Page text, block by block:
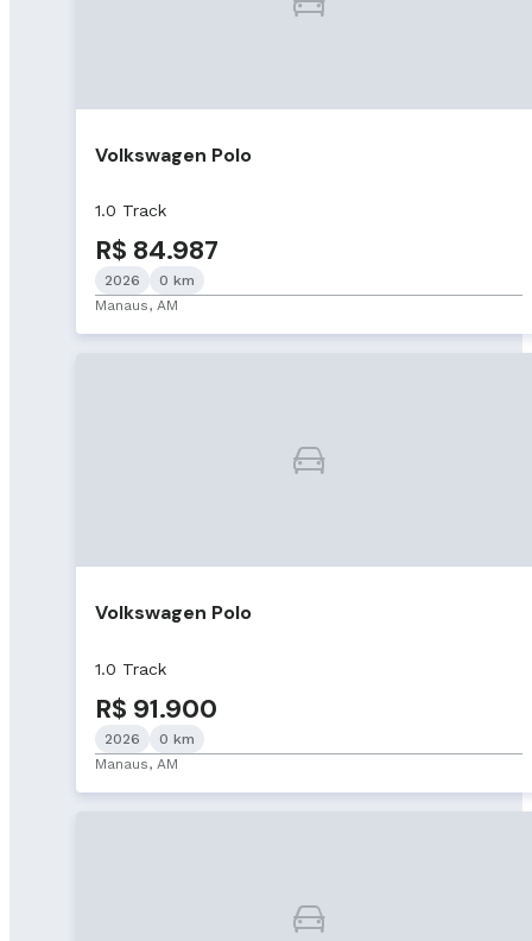
Volkswagen Polo
1.0 Track
R$ 84.987
2026
0 km
Manaus, AM
Volkswagen Polo
1.0 Track
R$ 91.900
2026
0 km
Manaus, AM